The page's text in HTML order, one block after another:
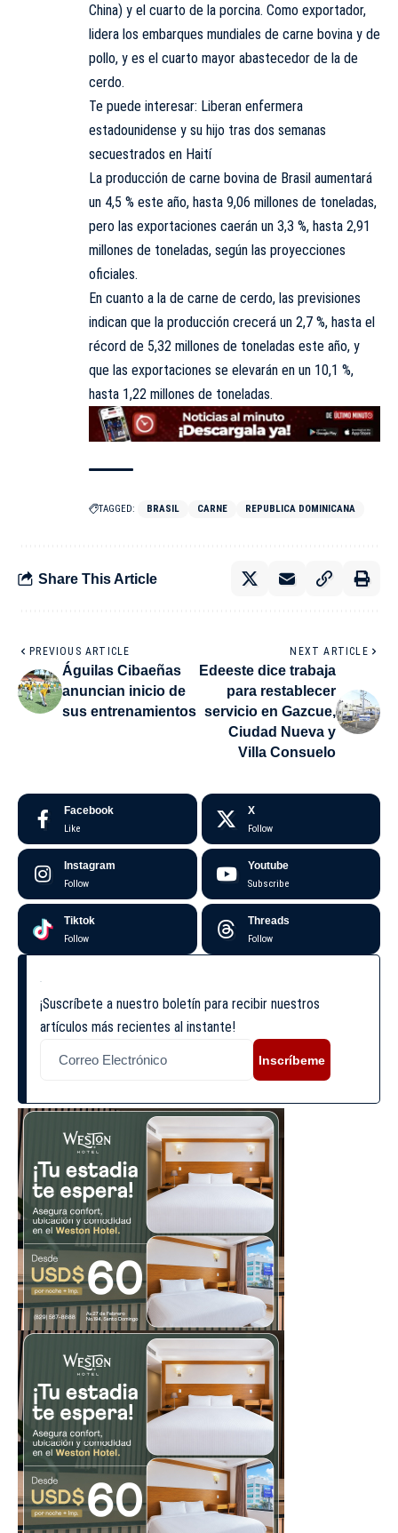
China) y el cuarto de la porcina. Como exportador,
lidera los embarques mundiales de carne bovina y de
pollo, y es el cuarto mayor abastecedor de la de
cerdo.
Te puede interesar: Liberan enfermera
estadounidense y su hijo tras dos semanas
secuestrados en Haití
La producción de carne bovina de Brasil aumentará
un 4,5 % este año, hasta 9,06 millones de toneladas,
pero las exportaciones caerán un 3,3 %, hasta 2,91
millones de toneladas, según las proyecciones
oficiales.
En cuanto a la de carne de cerdo, las previsiones
indican que la producción crecerá un 2,7 %, hasta el
récord de 5,32 millones de toneladas este año, y
que las exportaciones se elevarán en un 10,1 %,
hasta 1,22 millones de toneladas.
TAGGED: BRASIL CARNE REPUBLICA DOMINICANA
Share This Article
PREVIOUS ARTICLE
Águilas Cibaeñas
anuncian inicio de
sus entrenamientos
NEXT ARTICLE
Edeeste dice trabaja
para restablecer
servicio en Gazcue,
Ciudad Nueva y
Villa Consuelo
Facebook
Like
X
Follow
Instagram
Follow
Youtube
Subscribe
Tiktok
Follow
Threads
Follow
¡Suscríbete a nuestro boletín para recibir nuestros
artículos más recientes al instante!
Inscríbeme